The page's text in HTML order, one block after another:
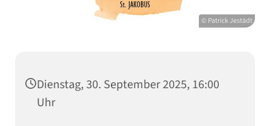
© Patrick Jestädt
Dienstag, 30. September 2025, 16:00
Uhr